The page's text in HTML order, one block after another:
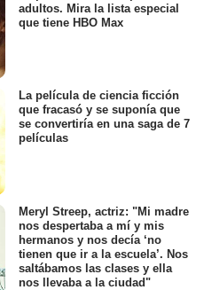
adultos. Mira la lista especial
que tiene HBO Max
La película de ciencia ficción
que fracasó y se suponía que
se convertiría en una saga de 7
películas
Meryl Streep, actriz: "Mi madre
nos despertaba a mí y mis
hermanos y nos decía ‘no
tienen que ir a la escuela’. Nos
saltábamos las clases y ella
nos llevaba a la ciudad"